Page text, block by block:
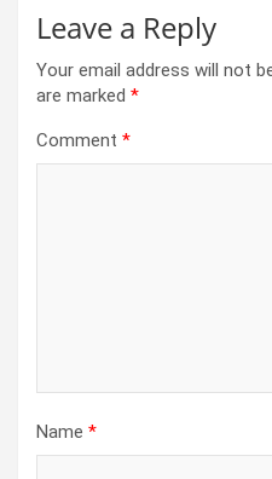
Leave a Reply
Your email address will not
are marked *
Comment *
Name *